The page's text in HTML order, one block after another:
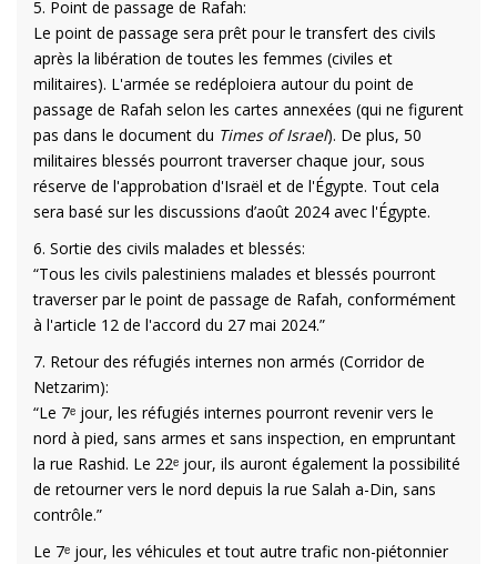
5. Point de passage de Rafah:
Le point de passage sera prêt pour le transfert des civils
après la libération de toutes les femmes (civiles et
militaires). L'armée se redéploiera autour du point de
passage de Rafah selon les cartes annexées (qui ne figurent
pas dans le document du Times of Israel). De plus, 50
militaires blessés pourront traverser chaque jour, sous
réserve de l'approbation d'Israël et de l'Égypte. Tout cela
sera basé sur les discussions d’août 2024 avec l'Égypte.
6. Sortie des civils malades et blessés:
“Tous les civils palestiniens malades et blessés pourront
traverser par le point de passage de Rafah, conformément
à l'article 12 de l'accord du 27 mai 2024.”
7. Retour des réfugiés internes non armés (Corridor de
Netzarim):
“Le 7ᵉ jour, les réfugiés internes pourront revenir vers le
nord à pied, sans armes et sans inspection, en empruntant
la rue Rashid. Le 22ᵉ jour, ils auront également la possibilité
de retourner vers le nord depuis la rue Salah a-Din, sans
contrôle.”
Le 7ᵉ jour, les véhicules et tout autre trafic non-piétonnier